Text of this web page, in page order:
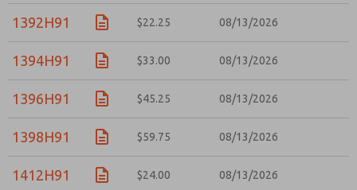
1392H91 $22.25 08/13/2026
1394H91 $33.00 08/13/2026
1396H91 $45.25 08/13/2026
1398H91 $59.75 08/13/2026
1412H91 $24.00 08/13/2026